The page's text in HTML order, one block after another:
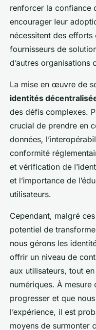
renforcer la confiance
encourager leur
nécessitent des
fournisseurs de
d’autres organisations
La mise en œuvre de
identités
des défis complexes.
crucial de prendre en
données,
conformité
et vérification de
et l’importance de
utilisateurs.
Cependant, malgré
potentiel de
nous gérons les
offrir un niveau de
aux utilisateurs, tout
numériques. À
progresser et que
l’expérience, il est
moyens de surmonter